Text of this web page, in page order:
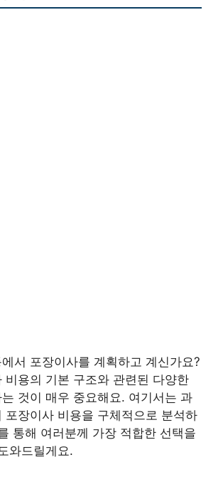
서 포장이사를 계획하고 계신가요?
비용의 기본 구조와 관련된 다양한
것이 매우 중요해요. 여기서는 과
포장이사 비용을 구체적으로 분석하
통해 여러분께 가장 적합한 선택을
와드릴게요.